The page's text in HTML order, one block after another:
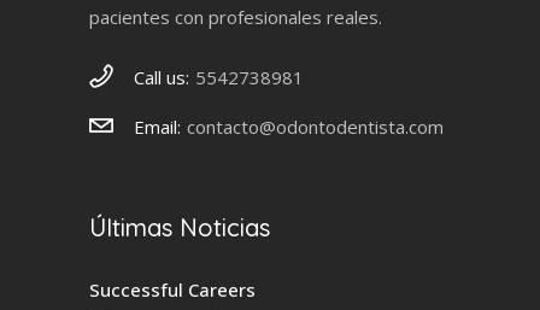
pacientes con profesionales reales.
Call us: 5542738981
Email: contacto@odontodentista.com
Últimas Noticias
Successful Careers